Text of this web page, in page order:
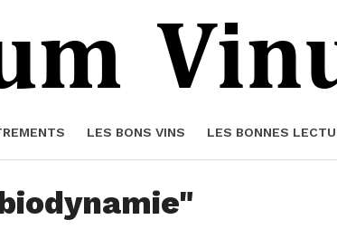
LES BONS VINS LES BONNES